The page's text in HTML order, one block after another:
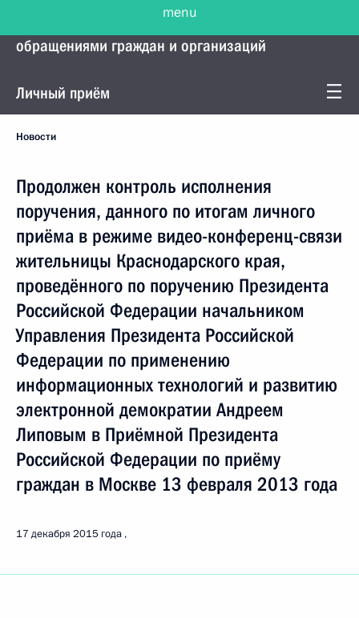
обращениями граждан и организаций
Личный приём
Новости
Продолжен контроль исполнения
поручения, данного по итогам личного
приёма в режиме видео-конференц-связи
жительницы Краснодарского края,
проведённого по поручению Президента
Российской Федерации начальником
Управления Президента Российской
Федерации по применению
информационных технологий и развитию
электронной демократии Андреем
Липовым в Приёмной Президента
Российской Федерации по приёму
граждан в Москве 13 февраля 2013 года
17 декабря 2015 года